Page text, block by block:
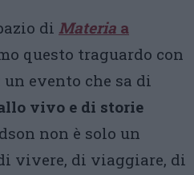
di Materia a
questo traguardo con
evento che sa di
vivo e di storie
non è solo un
vivere, di viaggiare, di